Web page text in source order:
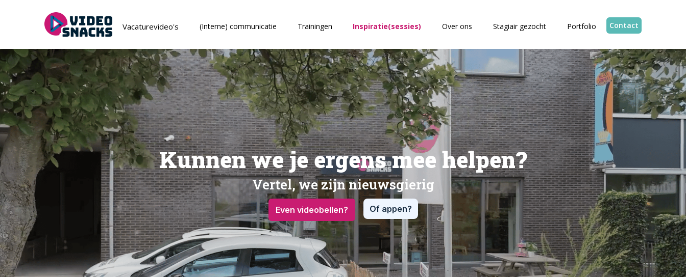
Vacaturevideo's (Interne) communicatie Trainingen Inspiratie(sessies) Over ons Stagiair gezocht Portfolio Contact
Kunnen we je ergens mee helpen?
Vertel, we zijn nieuwsgierig
Even videobellen? Of appen?